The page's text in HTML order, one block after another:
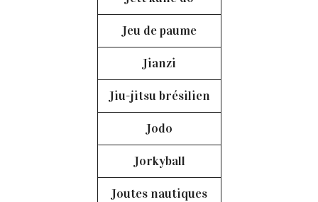
Jeu de paume
Jianzi
Jiu-jitsu brésilien
Jodo
Jorkyball
Joutes nautiques